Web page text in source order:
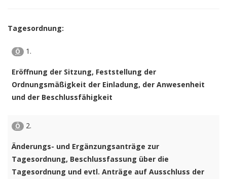
Tagesordnung:
Ö 1.
Eröffnung der Sitzung, Feststellung der
Ordnungsmäßigkeit der Einladung, der Anwesenheit
und der Beschlussfähigkeit
Ö 2.
Änderungs- und Ergänzungsanträge zur
Tagesordnung, Beschlussfassung über die
Tagesordnung und evtl. Anträge auf Ausschluss der